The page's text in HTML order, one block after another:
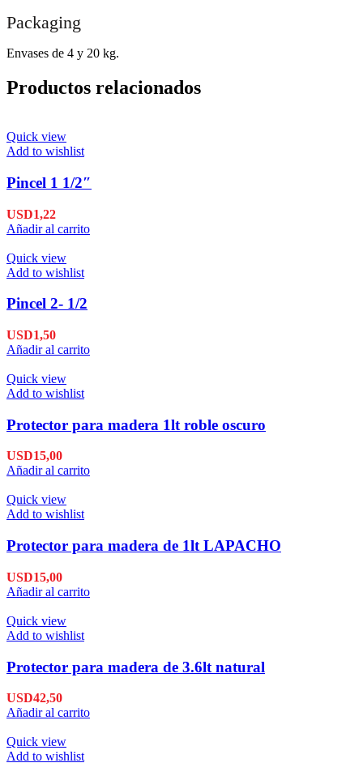
Packaging
Envases de 4 y 20 kg.
Productos relacionados
Quick view
Add to wishlist
Pincel 1 1/2″
USD1,22
Añadir al carrito
Quick view
Add to wishlist
Pincel 2- 1/2
USD1,50
Añadir al carrito
Quick view
Add to wishlist
Protector para madera 1lt roble oscuro
USD15,00
Añadir al carrito
Quick view
Add to wishlist
Protector para madera de 1lt LAPACHO
USD15,00
Añadir al carrito
Quick view
Add to wishlist
Protector para madera de 3.6lt natural
USD42,50
Añadir al carrito
Quick view
Add to wishlist